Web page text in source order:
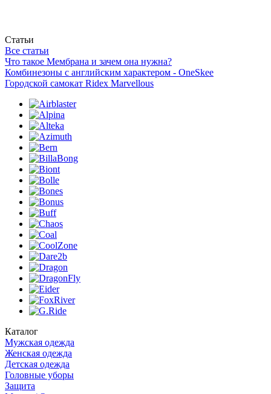
Статьи
Все статьи
Что такое Мембрана и зачем она нужна?
Комбинезоны с английским характером - OneSkee
Городской самокат Ridex Marvellous
Каталог
Мужская одежда
Женская одежда
Детская одежда
Головные уборы
Защита